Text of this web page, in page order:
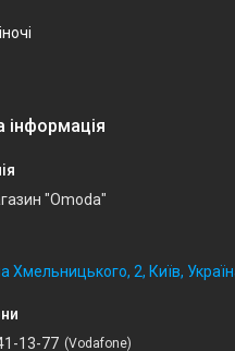
"Omoda"
Хмельницького, 2, Київ,
13-77 Vodafone